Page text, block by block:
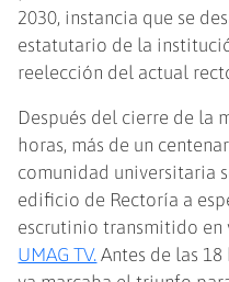
2030, instancia que se
estatutario de la
reelección del actual
Después del cierre de la
horas, más de un
comunidad universitaria
edificio de Rectoría a
escrutinio transmitido en
UMAG TV. Antes de las